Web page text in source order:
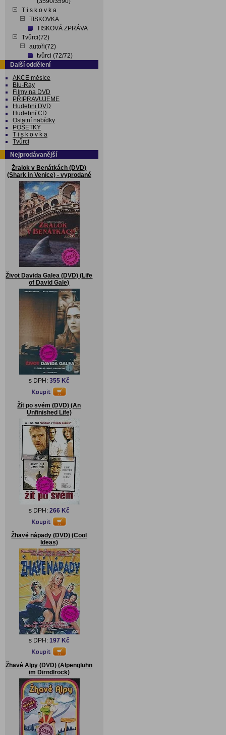
T i s k o v k a
TISKOVKA
TISKOVÁ ZPRÁVA
Tvůrci(72)
autoři(72)
tvůrci (72/72)
Další oddělení
AKCE měsíce
Blu-Ray
Filmy na DVD
PŘIPRAVUJEME
Hudebni DVD
Hudební CD
Ostatní nabídky
POŠETKY
T i s k o v k a
Tvůrci
Nejprodávanější
Žralok v Benátkách (DVD)
(Shark in Venice) - vyprodané
Život Davida Galea (DVD) (Life
of David Gale)
s DPH: 355 Kč
Žít po svém (DVD) (An
Unfinished Life)
s DPH: 266 Kč
Žhavé nápady (DVD) (Cool
Ideas)
s DPH: 197 Kč
Žhavé Alpy (DVD) (Alpenglühn
im Dirndlrock)